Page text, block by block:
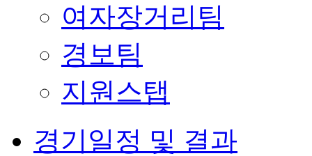
여자장거리팀
경보팀
지원스탭
경기일정 및 결과